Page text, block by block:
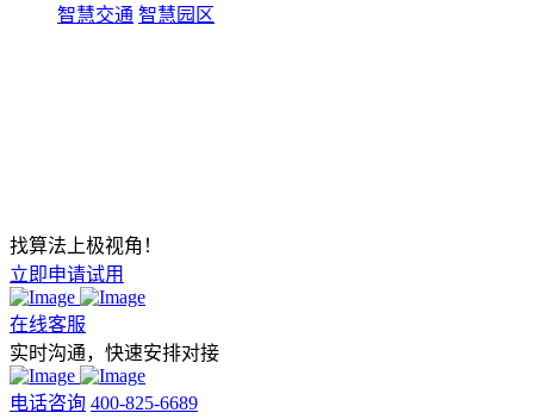
智慧交通 智慧园区
找算法上极视角！
立即申请试用
在线客服
实时沟通，快速安排对接
电话咨询 400-825-6689